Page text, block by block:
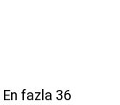
En fazla 36